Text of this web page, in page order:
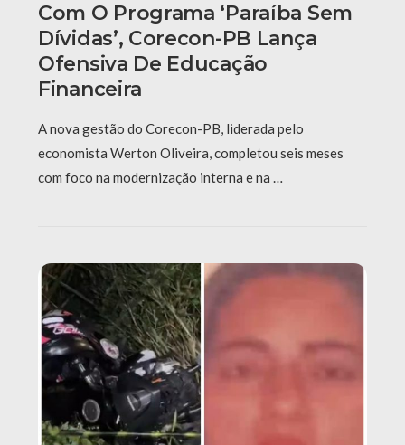
Com O Programa ‘Paraíba Sem
Dívidas’, Corecon-PB Lança
Ofensiva De Educação
Financeira
A nova gestão do Corecon-PB, liderada pelo
economista Werton Oliveira, completou seis meses
com foco na modernização interna e na …